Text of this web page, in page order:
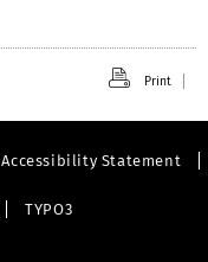
Print
Accessibility Statement
TYPO3